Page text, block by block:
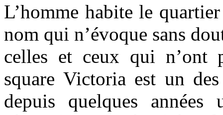
L’homme habite le
nom qui n’évoque sans
celles et ceux qui n’ont
square Victoria est un
depuis quelques années